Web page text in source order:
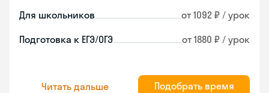
Для школьников от 1092 ₽ / урок
Подготовка к ЕГЭ/ОГЭ от 1880 ₽ / урок
Читать дальше Подобрать время